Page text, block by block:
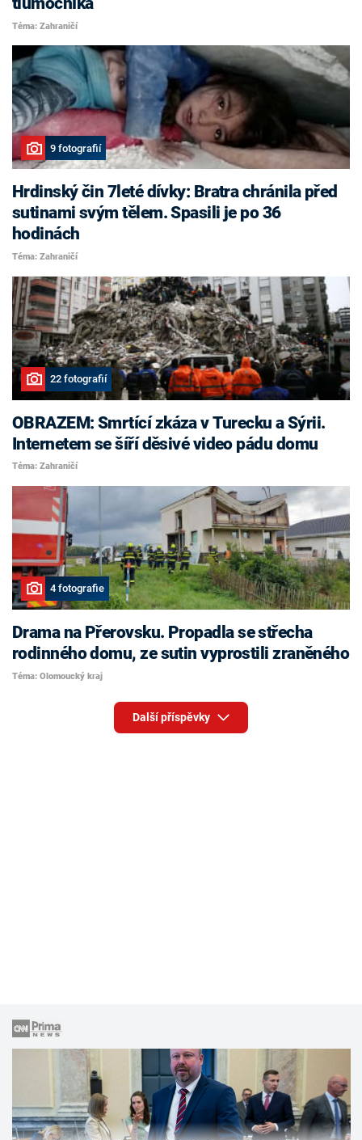
Téma: Zahraničí
9 fotografií
Hrdinský čin 7leté dívky: Bratra chránila před
sutinami svým tělem. Spasili je po 36
hodinách
Téma: Zahraničí
22 fotografií
OBRAZEM: Smrtící zkáza v Turecku a Sýrii.
Internetem se šíří děsivé video pádu domu
Téma: Zahraničí
4 fotografie
Drama na Přerovsku. Propadla se střecha
rodinného domu, ze sutin vyprostili zraněného
Téma: Olomoucký kraj
Další příspěvky